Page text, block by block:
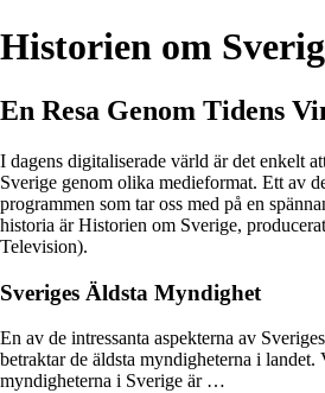
Historien om
En Resa Genom Tidens
I dagens digitaliserade värld är det enkelt
Sverige genom olika medieformat. Ett av
programmen som tar oss med på en
historia är Historien om Sverige,
Television).
Sveriges Äldsta Myndighet
En av de intressanta aspekterna av
betraktar de äldsta myndigheterna i landet.
myndigheterna i Sverige är …